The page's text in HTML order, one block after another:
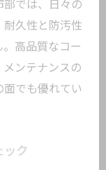
では、日々の
久性と防汚性
高品質なコー
ンテナンスの
でも優れてい
ック